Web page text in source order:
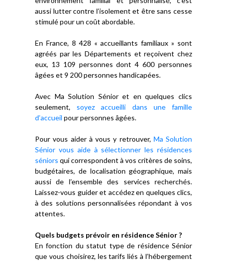
aussi lutter contre l’isolement et être sans cesse
stimulé pour un coût abordable.
En France, 8 428 « accueillants familiaux » sont
agréés par les Départements et reçoivent chez
eux, 13 109 personnes dont 4 600 personnes
âgées et 9 200 personnes handicapées.
Avec Ma Solution Sénior et en quelques clics
seulement, soyez accueilli dans une famille
d’accueil pour personnes âgées.
Pour vous aider à vous y retrouver, Ma Solution
Sénior vous aide à sélectionner les résidences
séniors qui correspondent à vos critères de soins,
budgétaires, de localisation géographique, mais
aussi de l’ensemble des services recherchés.
Laissez-vous guider et accédez en quelques clics,
à des solutions personnalisées répondant à vos
attentes.
Quels budgets prévoir en résidence Sénior ?
En fonction du statut type de résidence Sénior
que vous choisirez, les tarifs liés à l’hébergement